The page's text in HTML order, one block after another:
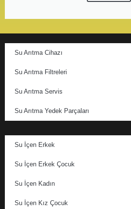
Su Arıtma Cihazı
Su Arıtma Filtreleri
Su Arıtma Servis
Su Arıtma Yedek Parçaları
Su İçen Erkek
Su İçen Erkek Çocuk
Su İçen Kadın
Su İçen Kız Çocuk